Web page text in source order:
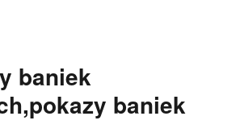
baniek
baniek